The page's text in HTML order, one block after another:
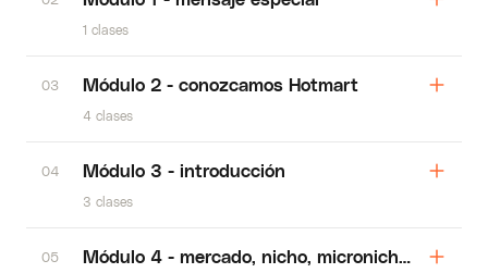
1 clases
03 Módulo 2 - conozcamos Hotmart
4 clases
04 Módulo 3 - introducción
3 clases
05 Módulo 4 - mercado, nicho, micronicho y avatar